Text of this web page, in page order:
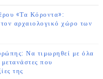
«Τα Κόροντα»:
αρχαιολογικό χώρο των
Να τιμωρηθεί με όλα
που
της